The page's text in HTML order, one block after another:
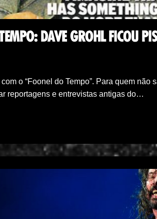
DAVE GROHL FICOU
o “Foonel do Tempo”. Para quem não
reportagens e entrevistas antigas do…